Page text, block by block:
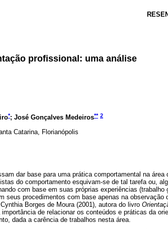
profissional: uma análise
*; José Gonçalves Medeiros** 2
Catarina, Florianópolis
dar base para uma prática comportamental na
do comportamento esquivam-se de tal tarefa ou,
com base em suas próprias experiências
seus procedimentos com base apenas na observação
Borges de Moura (2001), autora do livro
de relacionar os conteúdos e práticas da
dada a carência de trabalhos nesta área.